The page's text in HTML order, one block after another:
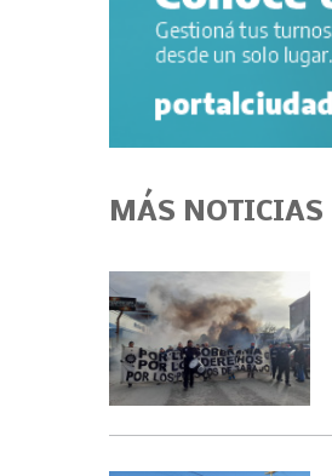
MÁS NOTICIAS